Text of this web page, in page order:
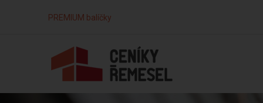
PREMIUM balíčky